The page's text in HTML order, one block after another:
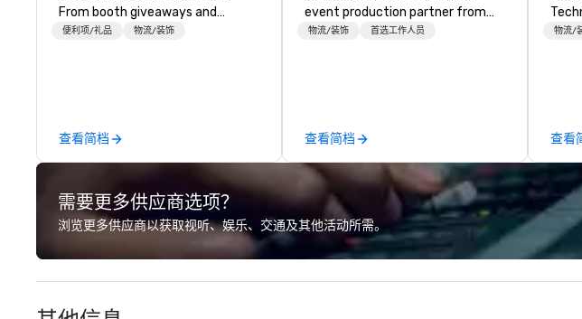
From booth giveaways and
branded apparel to executive
choose from, our 20+ years of
industry experience and
commitment to exceptional
customer service set us apart. We
deliver smart, reliable solutions
experience seamless from start
to finish. We are also a certified
便利项/礼品 物流/装饰
查看简档
event production partner from
start to finish. Our team is
物流/装饰 首选工作人员
查看简档
物流/
查看
需要更多供应商选项？
浏览更多供应商以获取视听、娱乐、交通及其他活动所需。